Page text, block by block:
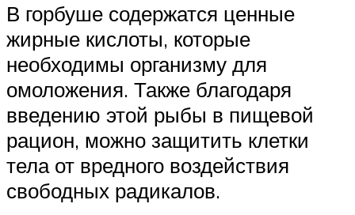
В горбуше содержатся ценные
жирные кислоты, которые
необходимы организму для
омоложения. Также благодаря
введению этой рыбы в пищевой
рацион, можно защитить клетки
тела от вредного воздействия
свободных радикалов.